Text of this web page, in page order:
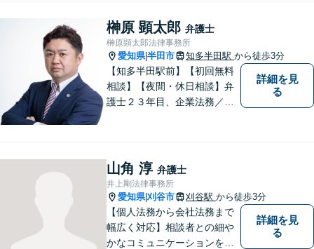
榊原 顕太郎 弁護士
榊原顕太郎法律事務所
愛知県|半田市 知多半田駅 から徒歩3分
【知多半田駅前】【初回無料
相談】【夜間・休日相談】弁
護士２３年目、企業法務／交
護士が、事業経営を強力サポ
ートいたします！【ネット予
約可】【駐車場あり】【見積
無料】
詳細を見
る
山角 淳 弁護士
井上剛法律事務所
愛知県|刈谷市 刈谷駅 から徒歩3分
【個人法務から会社法務まで
幅広く対応】相談者との細や
かなコミュニケーションを大
詳細を見
る